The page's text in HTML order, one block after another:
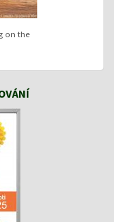
on the